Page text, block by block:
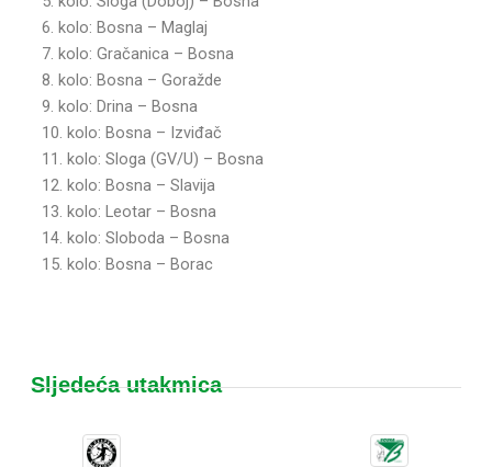
6. kolo: Bosna – Maglaj
7. kolo: Gračanica – Bosna
8. kolo: Bosna – Goražde
9. kolo: Drina – Bosna
10. kolo: Bosna – Izviđač
11. kolo: Sloga (GV/U) – Bosna
12. kolo: Bosna – Slavija
13. kolo: Leotar – Bosna
14. kolo: Sloboda – Bosna
15. kolo: Bosna – Borac
Sljedeća utakmica